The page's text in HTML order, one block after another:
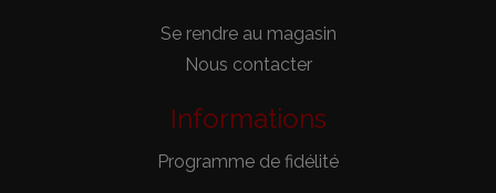
Se rendre au magasin
Nous contacter
Informations
Programme de fidélité